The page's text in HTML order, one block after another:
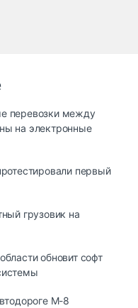
перевозки между
на электронные
первый
грузовик на
обновит софт
М-8